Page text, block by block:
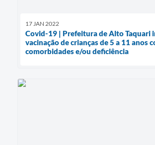
17 JAN 2022
Covid-19 | Prefeitura de Alto Taquari
vacinação de crianças de 5 a 11 anos
comorbidades e/ou deficiência